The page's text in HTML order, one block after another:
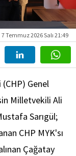
7 Temmuz 2026 Salı 21:49
Genel
Milletvekili Ali
Sarıgül;
CHP MYK'sı
Çağatay